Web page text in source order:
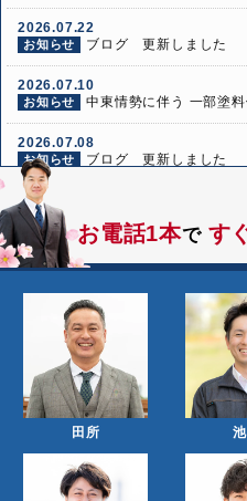
2026.07.22
お知らせ ブログ 更新しました
2026.07.10
お知らせ 中東情勢に伴う 一部塗
2026.07.08
お知らせ ブログ 更新しました
2026.06.24
お知らせ
2026.06.10
お知らせ ブログ 更新しました
お電話1本で す
田所